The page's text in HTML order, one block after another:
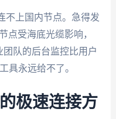
不上国内节点。急得发
点受海底光缆影响，
队的后台监控比用户
具永远给不了。
极速连接方